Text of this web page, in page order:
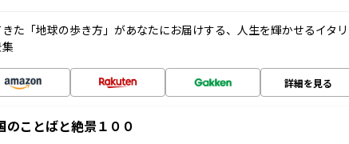
た「地球の歩き方」があなたにお届けする、人生を輝かせるイタリ
詳細を見る
ことばと絶景１００